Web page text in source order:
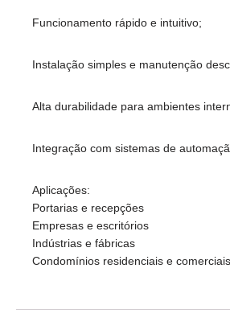
Funcionamento rápido e intuitivo;
Instalação simples e manutenção
Alta durabilidade para ambientes
Integração com sistemas de
Aplicações:
Portarias e recepções
Empresas e escritórios
Indústrias e fábricas
Condomínios residenciais e comerciais